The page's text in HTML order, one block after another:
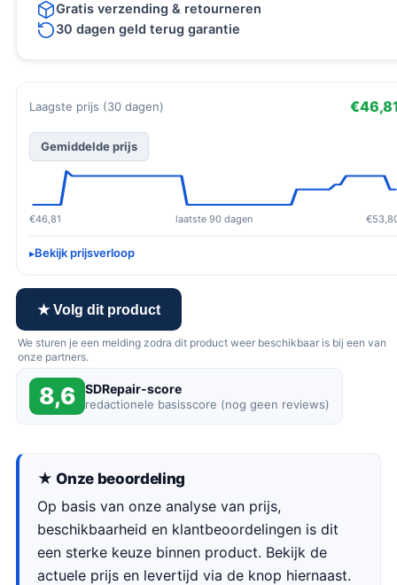
Gratis verzending & retourneren
30 dagen geld terug garantie
Laagste prijs (30 dagen)
Gemiddelde prijs
€46,81 laatste 90 dagen
Bekijk prijsverloop
★ Volg dit product
We sturen je een melding zodra dit product weer beschikbaar is bij een van
onze partners.
8,6 SDRepair-score
redactionele basisscore (nog geen reviews)
★ Onze beoordeling
Op basis van onze analyse van prijs,
beschikbaarheid en klantbeoordelingen is dit
een sterke keuze binnen product. Bekijk de
actuele prijs en levertijd via de knop hiernaast.